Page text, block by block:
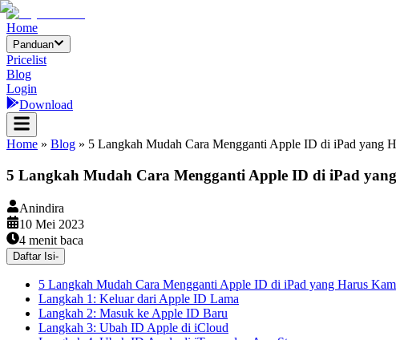
Home
Panduan
Pricelist
Blog
Login
Download
Home » Blog » 5 Langkah Mudah Cara Mengganti Apple ID di iPad yang
5 Langkah Mudah Cara Mengganti Apple ID di iPad
Anindira
10 Mei 2023
4 menit baca
Daftar Isi-
5 Langkah Mudah Cara Mengganti Apple ID di iPad yang Harus
Langkah 1: Keluar dari Apple ID Lama
Langkah 2: Masuk ke Apple ID Baru
Langkah 3: Ubah ID Apple di iCloud